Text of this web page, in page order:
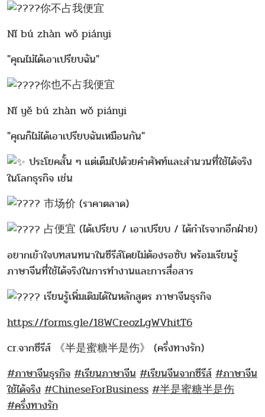
你不占我便宜
Nǐ bú zhàn wǒ piányi
"คุณไม่ได้เอาเปรียบฉัน"
你也不占我便宜
Nǐ yě bú zhàn wǒ piányi
"คุณก็ไม่ได้เอาเปรียบฉันเหมือนกัน"
ประโยคสั้น ๆ แต่เต็มไปด้วยคำศัพท์และสำนวนที่ใช้ได้จริง
ในโลกธุรกิจ เช่น
市场价 (ราคาตลาด)
占便宜 (ได้เปรียบ / เอาเปรียบ / ได้กำไรจากอีกฝ่าย)
อยากเข้าใจบทสนทนาในซีรีส์โดยไม่ต้องรอซับ พร้อมเรียนรู้
ภาษาจีนที่ใช้ได้จริงในการทำงานและการสื่อสาร
เรียนรู้เพิ่มเติมได้ในหลักสูตร ภาษาจีนธุรกิจ
https://forms.gle/18WCreozLgWVhitT6
cr.จากซีรีส์ 《半是蜜糖半是伤》 (ครึ่งทางรัก)
#ภาษาจีนธุรกิจ #เรียนภาษาจีน #เรียนจีนจากซีรีส์ #ภาษาจีน
ใช้ได้จริง #ChineseForBusiness #半是蜜糖半是伤
#ครึ่งทางรัก